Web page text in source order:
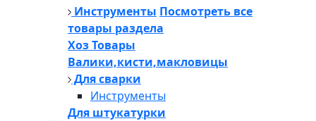
Инструменты Посмотреть все
товары раздела
Хоз Товары
Валики,кисти,макловицы
Для сварки
Инструменты
Для штукатурки